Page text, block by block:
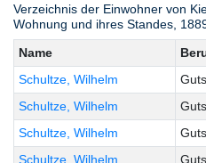
Verzeichnis der Einwohner von
Wohnung und ihres Standes,
Name
Schultze, Wilhelm
Schultze, Wilhelm
Schultze, Wilhelm
Schultze, Wilhelm